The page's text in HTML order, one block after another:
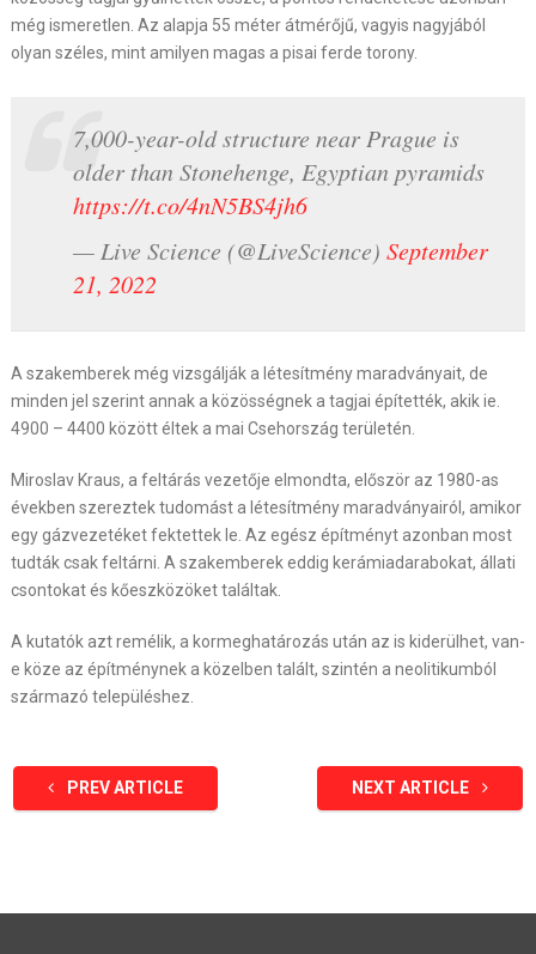
még ismeretlen. Az alapja 55 méter átmérőjű, vagyis nagyjából
olyan széles, mint amilyen magas a pisai ferde torony.
7,000-year-old structure near Prague is
older than Stonehenge, Egyptian pyramids
https://t.co/4nN5BS4jh6
— Live Science (@LiveScience) September
21, 2022
A szakemberek még vizsgálják a létesítmény maradványait, de
minden jel szerint annak a közösségnek a tagjai építették, akik ie.
4900 – 4400 között éltek a mai Csehország területén.
Miroslav Kraus, a feltárás vezetője elmondta, először az 1980-as
években szereztek tudomást a létesítmény maradványairól, amikor
egy gázvezetéket fektettek le. Az egész építményt azonban most
tudták csak feltárni. A szakemberek eddig kerámiadarabokat, állati
csontokat és kőeszközöket találtak.
A kutatók azt remélik, a kormeghatározás után az is kiderülhet, van-
e köze az építménynek a közelben talált, szintén a neolitikumból
származó településhez.
PREV ARTICLE NEXT ARTICLE